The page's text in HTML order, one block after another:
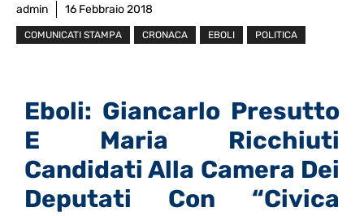
admin 16 Febbraio 2018
COMUNICATI STAMPA CRONACA EBOLI POLITICA
Eboli: Giancarlo Presutto
E Maria Ricchiuti
Candidati Alla Camera Dei
Deputati Con “Civica